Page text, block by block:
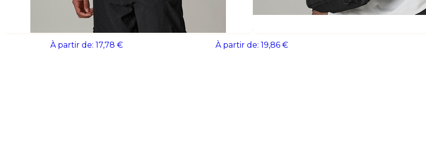
Padded Camera Organiser
À partir de: 17,78 €
Pochette matelassée pour appareil
photo
À partir de: 19,86 €